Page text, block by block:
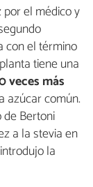
el médico y
con el término
tiene una
veces más
azúcar común.
de Bertoni
a la stevia en
la